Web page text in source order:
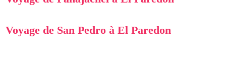
Voyage de San Pedro à El Paredon